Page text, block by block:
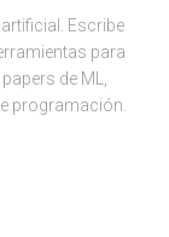
Escribe
para
de ML,
programación.